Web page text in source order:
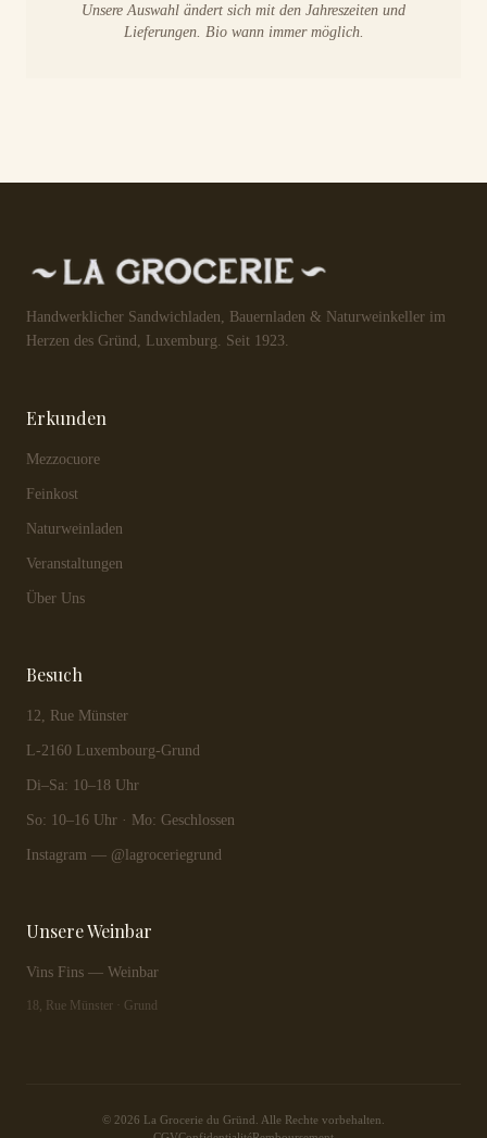
Unsere Auswahl ändert sich mit den Jahreszeiten und
Lieferungen. Bio wann immer möglich.
Handwerklicher Sandwichladen, Bauernladen & Naturweinkeller im
Herzen des Gründ, Luxemburg. Seit 1923.
Erkunden
Mezzocuore
Feinkost
Naturweinladen
Veranstaltungen
Über Uns
Besuch
12, Rue Münster
L-2160 Luxembourg-Grund
Di–Sa: 10–18 Uhr
So: 10–16 Uhr · Mo: Geschlossen
Instagram — @lagroceriegrund
Unsere Weinbar
Vins Fins — Weinbar
18, Rue Münster · Grund
© 2026 La Grocerie du Gründ. Alle Rechte vorbehalten.